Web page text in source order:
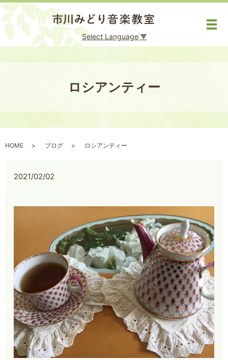
Select Language ▼
メ
ロシアンティー
HOME ブログ ロシアンティー
2021/02/02